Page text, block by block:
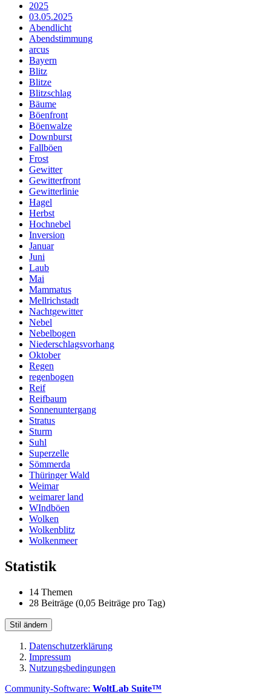
2025
03.05.2025
Abendlicht
Abendstimmung
arcus
Bayern
Blitz
Blitze
Blitzschlag
Bäume
Böenfront
Böenwalze
Downburst
Fallböen
Frost
Gewitter
Gewitterfront
Gewitterlinie
Hagel
Herbst
Hochnebel
Inversion
Januar
Juni
Laub
Mai
Mammatus
Mellrichstadt
Nachtgewitter
Nebel
Nebelbogen
Niederschlagsvorhang
Oktober
Regen
regenbogen
Reif
Reifbaum
Sonnenuntergang
Stratus
Sturm
Suhl
Superzelle
Sömmerda
Thüringer Wald
Weimar
weimarer land
WIndböen
Wolken
Wolkenblitz
Wolkenmeer
Statistik
14 Themen
28 Beiträge (0,05 Beiträge pro Tag)
Stil ändern
Datenschutzerklärung
Impressum
Nutzungsbedingungen
Community-Software: WoltLab Suite™